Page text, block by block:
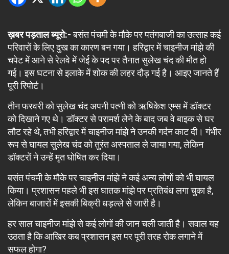
ख़बर पड़ताल ब्यूरो:-बसंत पंचमी के मौके पर पतंगबाजी का उत्साह कई
परिवारों के लिए दुख का कारण बन गया। हरिद्वार में चाइनीज मांझे की
चपेट में आने से रेलवे में जेई के पद पर तैनात सुलेख चंद की मौत हो
गई। इस घटना से इलाके में शोक की लहर दौड़ गई है। आइए जानते हैं
पूरी रिपोर्ट।
तीन फरवरी को सुलेख चंद अपनी पत्नी को ऋषिकेश एम्स में डॉक्टर
को दिखाने गए थे। डॉक्टर से परामर्श लेने के बाद जब वे बाइक से घर
लौट रहे थे, तभी हरिद्वार में चाइनीज मांझे ने उनकी गर्दन काट दी। गंभीर
रूप से घायल सुलेख चंद को तुरंत अस्पताल ले जाया गया, लेकिन
डॉक्टरों ने उन्हें मृत घोषित कर दिया।
बसंत पंचमी के मौके पर चाइनीज मांझे ने कई अन्य लोगों को भी घायल
किया। प्रशासन पहले भी इस घातक मांझे पर प्रतिबंध लगा चुका है,
लेकिन बाजारों में इसकी बिक्री धड़ल्ले से जारी है।
हर साल चाइनीज मांझे से कई लोगों की जान चली जाती है। सवाल यह
उठता है कि आखिर कब प्रशासन इस पर पूरी तरह रोक लगाने में
सफल होगा?